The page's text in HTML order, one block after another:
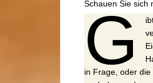
Schauen Sie sich
G
in Frage, oder